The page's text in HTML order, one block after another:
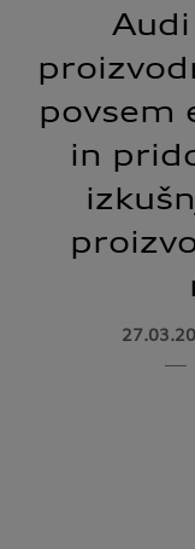
povsem
in